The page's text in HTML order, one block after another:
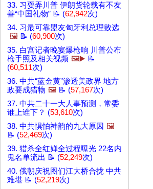
33. 习耍弄川普 伊朗货轮载有不友
善“中国礼物” 📝 (62,942次)
34. 习最可靠盟友匈牙利总理败选
🖼️ 📝 (60,900次)
35. 白宫记者晚宴爆枪响 川普公布
枪手照及相关视频 🖼️▶️ 📝
(60,511次)
36. 中共“蓝金黄”渗透美政界 地方
政要成猎物 🖼️ 📝 (57,167次)
37. 中共二十一大人事预测，常委
谁上谁下？ (53,610次)
38. 中共惧怕神韵的九大原因 🖼️
📝 (52,469次)
39. 猎杀全红婵全过程曝光 22名内
鬼名单流出 📝 (52,249次)
40. 俄朝庆祝图们江大桥合拢 中共
难堪 📝 (52,219次)